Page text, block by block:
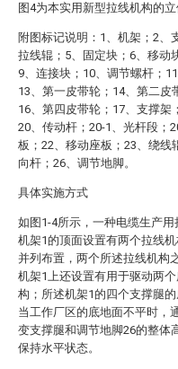
图4为本实用新型拉线机构的立
附图标记说明：1、机架；2、
拉线辊；5、固定块；6、移动
9、连接块；10、调节螺杆；
13、第一皮带轮；14、第二皮
16、第四皮带轮；17、支撑架
20、传动杆；20-1、光杆段；
板；22、移动座板；23、绕线
向杆；26、调节地脚。
具体实施方式
如图1-4所示，一种电缆生产
机架1的顶面设置有两个拉线
并列布置，两个所述拉线机构
机架1上还设置有用于驱动两
构；所述机架1的四个支撑腿
当工作厂区的底地面不平时，
变支撑腿和调节地脚26的整体
保持水平状态。